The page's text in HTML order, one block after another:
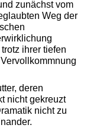
zunächst vom
Weg der
ihrer tiefen
deren
nicht gekreuzt
nicht zu